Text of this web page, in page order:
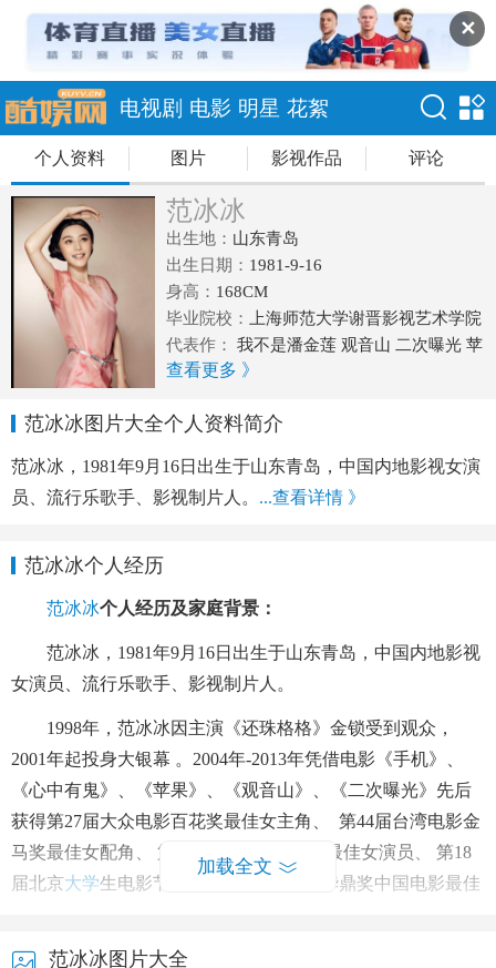
✕
电视剧 电影 明星 花絮
个人资料 图片 影视作品 评论
范冰冰
出生地： 山东青岛
出生日期： 1981-9-16
身高： 168CM
毕业院校：
上海师范大学谢晋影视艺术学院
代表作：
我不是潘金莲 观音山 二次曝光 苹
果 手机 一夜惊喜 封神榜之凤鸣岐山 金大班
查看更多 》
范冰冰图片大全个人资料简介
范冰冰，1981年9月16日出生于山东青岛，中国内地影视女演
员、流行乐歌手、影视制片人。 ...查看详情 》
范冰冰个人经历
范冰冰个人经历及家庭背景：
范冰冰，1981年9月16日出生于山东青岛，中国内地影视
女演员、流行乐歌手、影视制片人。
1998年，范冰冰因主演《还珠格格》金锁受到观众，
2001年起投身大银幕 。2004年-2013年凭借电影《手机》、
《心中有鬼》、《苹果》、《观音山》、《二次曝光》先后
获得第27届大众电影百花奖最佳女主角、 第44届台湾电影金
马奖最佳女配角、 第4届欧亚国际电影节最佳女演员、 第18
届北京大学生电影节最佳女主角和第9届华鼎奖中国电影最佳
2009年起跻身国际影坛。2010年主演电影《观音山》获
加载全文
范冰冰图片大全